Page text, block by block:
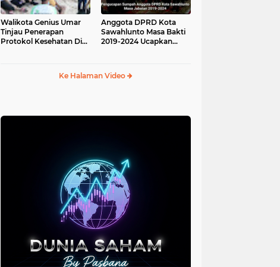
Walikota Genius Umar
Tinjau Penerapan
Protokol Kesehatan Di
Anggota DPRD Kota
Sawahlunto Masa Bakti
2019-2024 Ucapkan
Ke Halaman Video